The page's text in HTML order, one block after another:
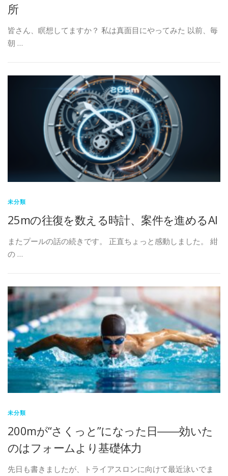
所
皆さん、瞑想してますか？ 私は真面目にやってみた 以前、毎
朝 …
未分類
25mの往復を数える時計、案件を進めるAI
またプールの話の続きです。 正直ちょっと感動しました。 紺
の …
未分類
200mが“さくっと”になった日――効いた
のはフォームより基礎体力
先日も書きましたが、トライアスロンに向けて最近泳いでま